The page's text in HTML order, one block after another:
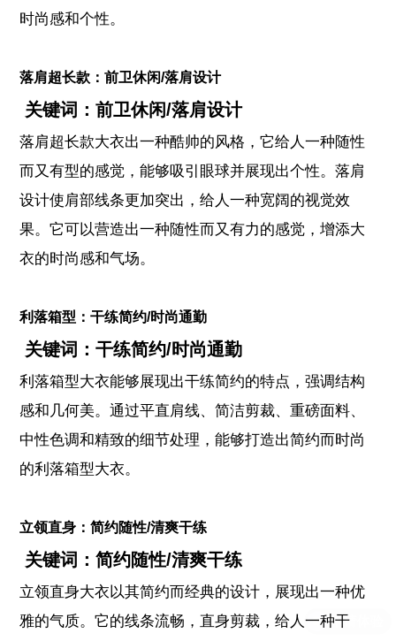
时尚感和个性。
落肩超长款：前卫休闲/落肩设计
关键词：前卫休闲/落肩设计
落肩超长款大衣出一种酷帅的风格，它给人一种随性
而又有型的感觉，能够吸引眼球并展现出个性。落肩
设计使肩部线条更加突出，给人一种宽阔的视觉效
果。它可以营造出一种随性而又有力的感觉，增添大
衣的时尚感和气场。
利落箱型：干练简约/时尚通勤
关键词：干练简约/时尚通勤
利落箱型大衣能够展现出干练简约的特点，强调结构
感和几何美。通过平直肩线、简洁剪裁、重磅面料、
中性色调和精致的细节处理，能够打造出简约而时尚
的利落箱型大衣。
立领直身：简约随性/清爽干练
关键词：简约随性/清爽干练
立领直身大衣以其简约而经典的设计，展现出一种优
雅的气质。它的线条流畅，直身剪裁，给人一种干